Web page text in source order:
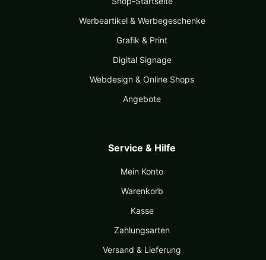
Werbeartikel & Werbegeschenke
Grafik & Print
Digital Signage
Webdesign & Online Shops
Angebote
Service & Hilfe
Mein Konto
Warenkorb
Kasse
Zahlungsarten
Versand & Lieferung